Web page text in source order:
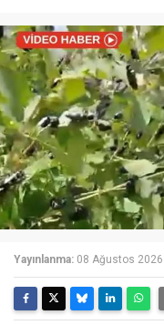
Yayınlanma: 08 Ağustos